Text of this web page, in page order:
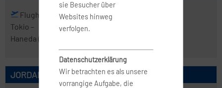
Flughafen
Tokio –
Haneda (HND)
Flughafen
Tokio– Narita
JORDANIEN
sie Besucher über
Websites hinweg
verfolgen.
Datenschutzerklärung
Wir betrachten es als unsere
vorrangige Aufgabe, die